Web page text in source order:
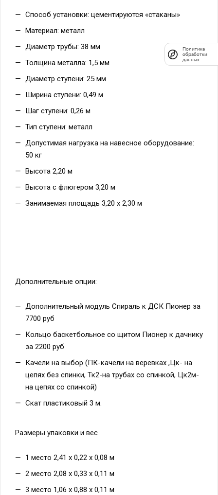
Способ установки: цементируются «стаканы»
Материал: металл
Диаметр трубы: 38 мм
Толщина металла: 1,5 мм
Диаметр ступени: 25 мм
Ширина ступени: 0,49 м
Шаг ступени: 0,26 м
Тип ступени: металл
Допустимая нагрузка на навесное оборудование:
50 кг
Высота 2,20 м
Высота с флюгером 3,20 м
Занимаемая площадь 3,20 х 2,30 м
Дополнительные опции:
Дополнительный модуль Спираль к ДСК Пионер за
7700 руб
Кольцо баскетбольное со щитом Пионер к дачнику
за 2200 руб
Качели на выбор (ПК-качели на веревках ,Цк- на
цепях без спинки, Тк2-на трубах со спинкой, Цк2м-
на цепях со спинкой)
Скат пластиковый 3 м.
Размеры упаковки и вес
1 место 2,41 х 0,22 х 0,08 м
2 место 2,08 х 0,33 х 0,11 м
3 место 1,06 х 0,88 х 0,11 м
Политика
обработки
данных